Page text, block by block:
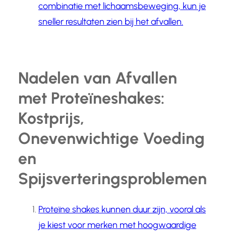
combinatie met lichaamsbeweging, kun je
sneller resultaten zien bij het afvallen.
Nadelen van Afvallen
met Proteïneshakes:
Kostprijs,
Onevenwichtige Voeding
en
Spijsverteringsproblemen
Proteïne shakes kunnen duur zijn, vooral als
je kiest voor merken met hoogwaardige